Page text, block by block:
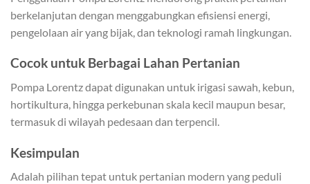
berkelanjutan dengan menggabungkan efisiensi energi,
pengelolaan air yang bijak, dan teknologi ramah lingkungan.
Cocok untuk Berbagai Lahan Pertanian
Pompa Lorentz dapat digunakan untuk irigasi sawah, kebun,
hortikultura, hingga perkebunan skala kecil maupun besar,
termasuk di wilayah pedesaan dan terpencil.
Kesimpulan
Adalah pilihan tepat untuk pertanian modern yang peduli